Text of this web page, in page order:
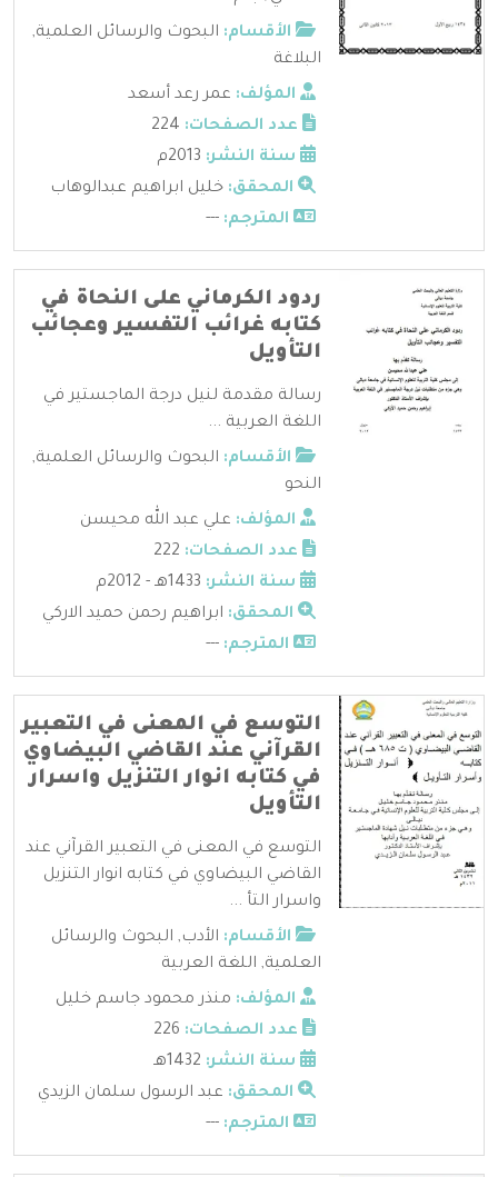
الأقسام: البحوث والرسائل العلمية,
البلاغة
المؤلف: عمر رعد أسعد
عدد الصفحات:
سنة النشر:
المحقق: خليل ابراهيم عبدالوهاب
المترجم: ---
ردود الكرماني على النحاة في
كتابه غرائب التفسير وعجائب
التأويل
رسالة مقدمة لنيل درجة الماجستير في
اللغة العربية ...
الأقسام: البحوث والرسائل العلمية,
النحو
المؤلف: علي عبد الله محيسن
عدد الصفحات:
سنة النشر:
المحقق: ابراهيم رحمن حميد الاركي
المترجم: ---
التوسع في المعنى في التعبير
القرآني عند القاضي البيضاوي
في كتابه انوار التنزيل واسرار
التأويل
التوسع في المعنى في التعبير القرآني عند
القاضي البيضاوي في كتابه انوار التنزيل
واسرار التأ ...
الأقسام: الأدب, البحوث والرسائل
العلمية, اللغة العربية
المؤلف: منذر محمود جاسم خليل
عدد الصفحات:
سنة النشر:
المحقق: عبد الرسول سلمان الزيدي
المترجم: ---